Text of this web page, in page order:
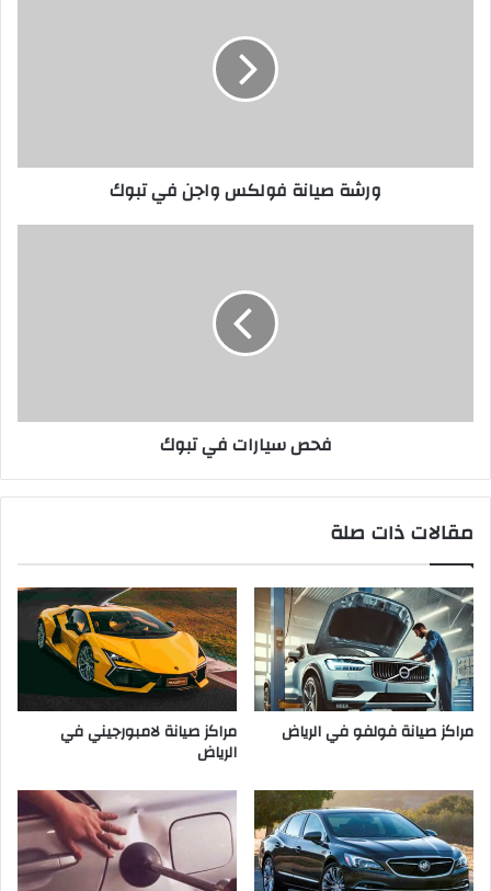
ورشة صيانة فولكس واجن في تبوك
فحص سيارات في تبوك
مقالات ذات صلة
مراكز صيانة فولفو في الرياض مراكز صيانة لامبورجيني في
الرياض